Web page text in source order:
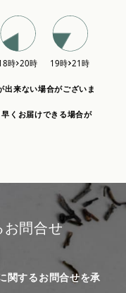
来ない場合がございま
くお届けできる場合が
お問合せ
関するお問合せを承